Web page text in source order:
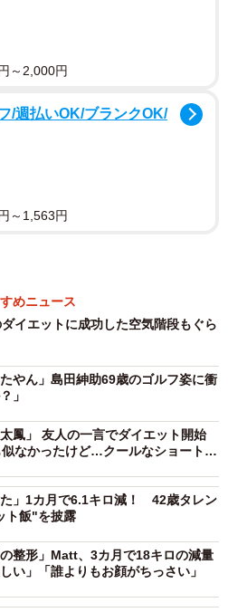
普通に歩けてる」「痩せてて
「ガチで本当にダイエット本
代ダイエット始めようかな」
～2,000円
/週払いOK/ブランクOK/
～1,563円
めニュース
ダイエットに成功した空気階段もぐら
たやん」島田紳助69歳のゴルフ姿に衝
」
鳳」 友人の一言でダイエット開始
なかったけど…クールなショートカ
た」1カ月で6.1キロ減！ 42歳タレン
ト飯"を披露
の整形」Matt、3カ月で18キロの減量
い」「誰よりもお顔がちっさい」